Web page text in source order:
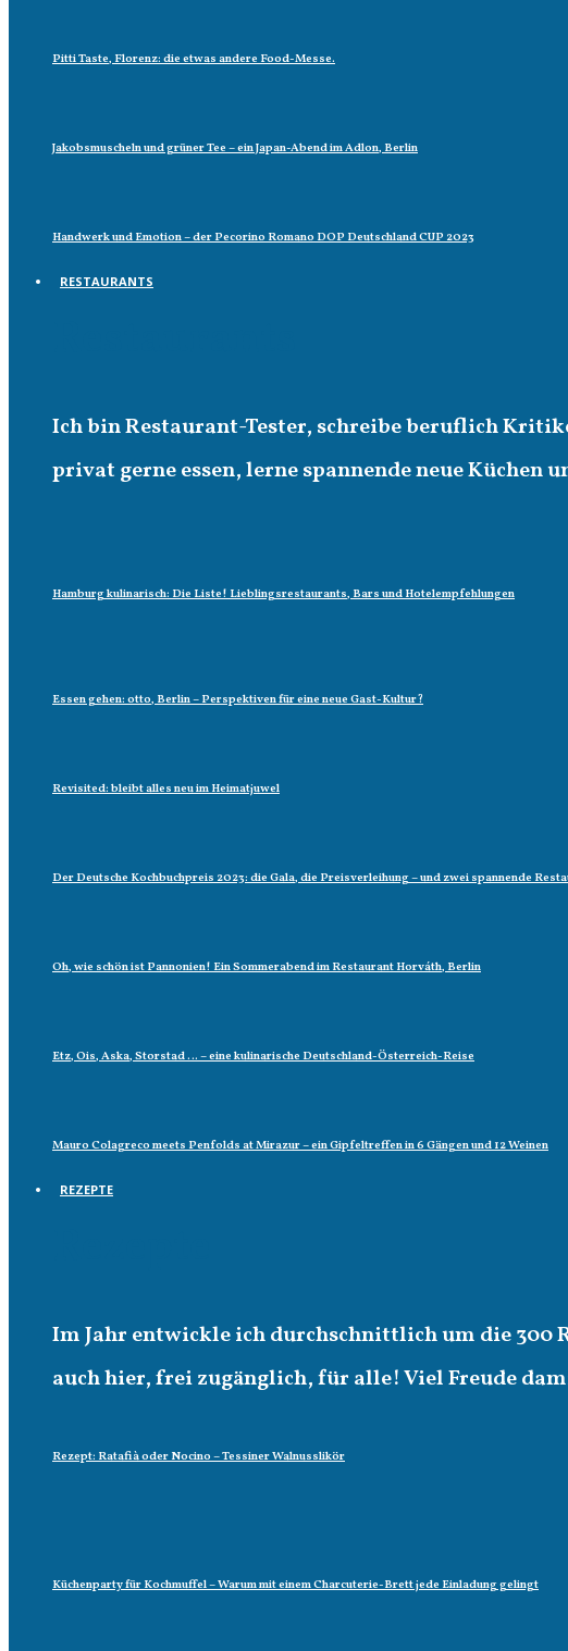
Pitti Taste, Florenz: die etwas andere Food-Messe.
Jakobsmuscheln und grüner Tee – ein Japan-Abend im Adlon, Berlin
Handwerk und Emotion – der Pecorino Romano DOP Deutschland CUP 2023
RESTAURANTS
Ich bin Restaurant-Tester, schreibe beruflich
privat gerne essen, lerne spannende neue Küchen
Hamburg kulinarisch: Die Liste! Lieblingsrestaurants, Bars und Hotelempfehlungen
Essen gehen: otto, Berlin – Perspektiven für eine neue Gast-Kultur?
Revisited: bleibt alles neu im Heimatjuwel
Der Deutsche Kochbuchpreis 2023: die Gala, die Preisverleihung – und zwei spannende
Oh, wie schön ist Pannonien! Ein Sommerabend im Restaurant Horváth, Berlin
Etz, Ois, Aska, Storstad … – eine kulinarische Deutschland-Österreich-Reise
Mauro Colagreco meets Penfolds at Mirazur – ein Gipfeltreffen in 6 Gängen und 12 Weinen
REZEPTE
Im Jahr entwickle ich durchschnittlich um die 300
auch hier, frei zugänglich, für alle! Viel Freude
Rezept: Ratafià oder Nocino – Tessiner Walnusslikör
Küchenparty für Kochmuffel – Warum mit einem Charcuterie-Brett jede Einladung gelingt